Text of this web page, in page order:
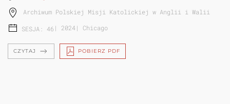
Archiwum Polskiej Misji Katolickiej w Anglii i Walii
SESJA: 46 | 2024| Chicago
CZYTAJ POBIERZ PDF